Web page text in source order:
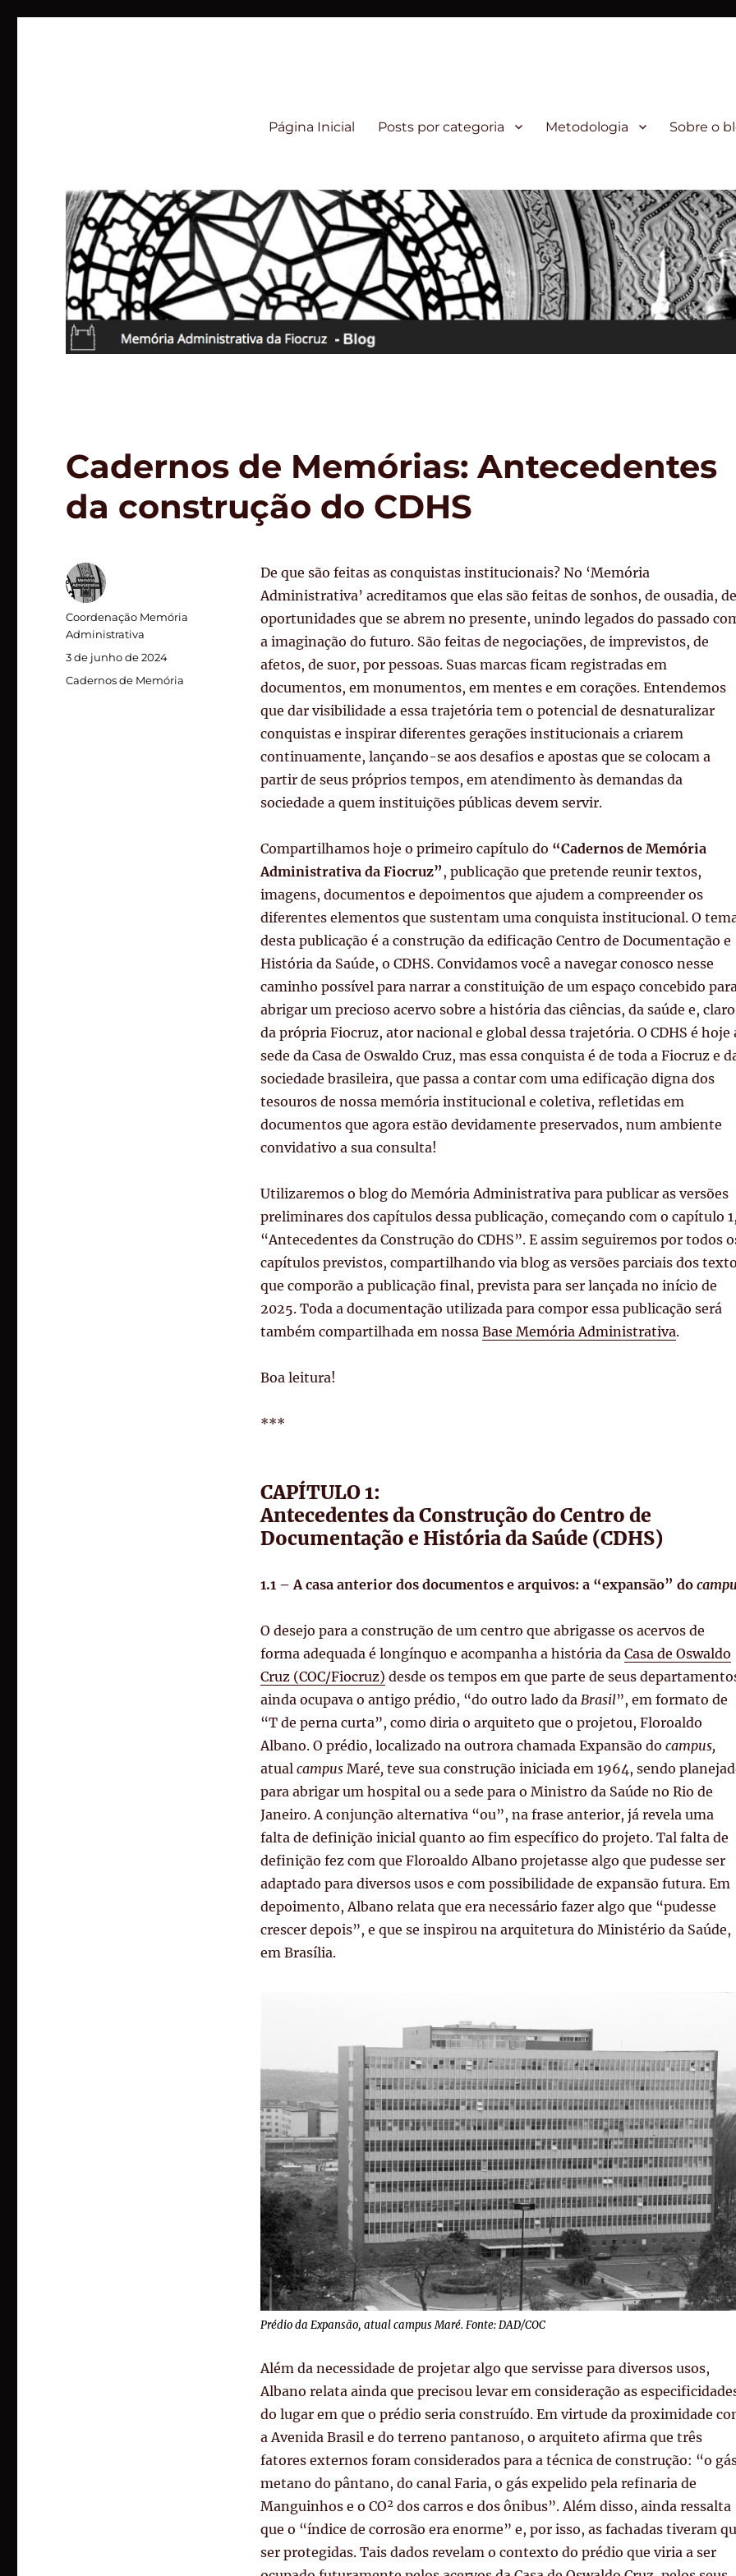
Página Inicial Posts por categoria Metodologia Sobre o
Cadernos de Memórias: Antecedentes
da construção do CDHS
De que são feitas as conquistas institucionais? No ‘Memória
Administrativa’ acreditamos que elas são feitas de sonhos, de ousadia, de
oportunidades que se abrem no presente, unindo legados do passado
a imaginação do futuro. São feitas de negociações, de imprevistos, de
afetos, de suor, por pessoas. Suas marcas ficam registradas em
documentos, em monumentos, em mentes e em corações. Entendemos
que dar visibilidade a essa trajetória tem o potencial de desnaturalizar
conquistas e inspirar diferentes gerações institucionais a criarem
continuamente, lançando-se aos desafios e apostas que se colocam a
partir de seus próprios tempos, em atendimento às demandas da
sociedade a quem instituições públicas devem servir.
Compartilhamos hoje o primeiro capítulo do “Cadernos de Memória
Administrativa da Fiocruz”, publicação que pretende reunir textos,
imagens, documentos e depoimentos que ajudem a compreender os
diferentes elementos que sustentam uma conquista institucional. O
desta publicação é a construção da edificação Centro de Documentação e
História da Saúde, o CDHS. Convidamos você a navegar conosco nesse
caminho possível para narrar a constituição de um espaço concebido
abrigar um precioso acervo sobre a história das ciências, da saúde e,
da própria Fiocruz, ator nacional e global dessa trajetória. O CDHS é hoje
sede da Casa de Oswaldo Cruz, mas essa conquista é de toda a Fiocruz e
sociedade brasileira, que passa a contar com uma edificação digna dos
tesouros de nossa memória institucional e coletiva, refletidas em
documentos que agora estão devidamente preservados, num ambiente
convidativo a sua consulta!
Utilizaremos o blog do Memória Administrativa para publicar as versões
preliminares dos capítulos dessa publicação, começando com o capítulo 1,
“Antecedentes da Construção do CDHS”. E assim seguiremos por todos
capítulos previstos, compartilhando via blog as versões parciais dos
que comporão a publicação final, prevista para ser lançada no início de
2025. Toda a documentação utilizada para compor essa publicação será
também compartilhada em nossa Base Memória Administrativa.
Boa leitura!
***
CAPÍTULO 1:
Antecedentes da Construção do Centro de
Documentação e História da Saúde (CDHS)
1.1 – A casa anterior dos documentos e arquivos: a “expansão” do
O desejo para a construção de um centro que abrigasse os acervos de
forma adequada é longínquo e acompanha a história da Casa de Oswaldo
Cruz (COC/Fiocruz) desde os tempos em que parte de seus
ainda ocupava o antigo prédio, “do outro lado da Brasil”, em formato de
“T de perna curta”, como diria o arquiteto que o projetou, Floroaldo
Albano. O prédio, localizado na outrora chamada Expansão do campus,
atual campusMaré,teve sua construção iniciada em 1964, sendo
para abrigar um hospital ou a sede para o Ministro da Saúde no Rio de
Janeiro. A conjunção alternativa “ou”, na frase anterior, já revela uma
falta de definição inicial quanto ao fim específico do projeto. Tal falta de
definição fez com que Floroaldo Albano projetasse algo que pudesse ser
adaptado para diversos usos e com possibilidade de expansão futura. Em
depoimento, Albano relata que era necessário fazer algo que “pudesse
crescer depois”, e que se inspirou na arquitetura do Ministério da Saúde,
em Brasília.
Prédio da Expansão, atual campus Maré. Fonte: DAD/COC
Além da necessidade de projetar algo que servisse para diversos usos,
Albano relata ainda que precisou levar em consideração as
do lugar em que o prédio seria construído. Em virtude da proximidade
a Avenida Brasil e do terreno pantanoso, o arquiteto afirma que três
fatores externos foram considerados para a técnica de construção: “o
metano do pântano, do canal Faria, o gás expelido pela refinaria de
Manguinhos e o CO² dos carros e dos ônibus”. Além disso, ainda ressalta
que o “índice de corrosão era enorme” e, por isso, as fachadas tiveram
ser protegidas. Tais dados revelam o contexto do prédio que viria a ser
Autor
Coordenação Memória
Administrativa
Publicado
em
3 de junho de 2024
Categorias
Cadernos de Memória